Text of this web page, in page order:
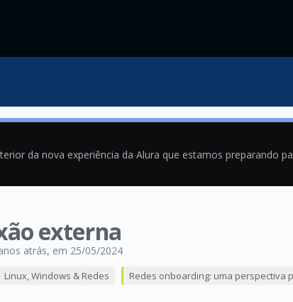
da nova experiência da Alura que estamos preparando
externa
atrás, em 25/05/2024
Linux, Windows & Redes Redes onboarding: uma perspectiva